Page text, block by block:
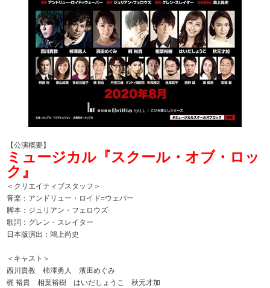
【公演概要】
ミュージカル『スクール・オブ・ロッ
ク』
＜クリエイティブスタッフ＞
音楽：アンドリュー・ロイド=ウェバー
脚本：ジュリアン・フェロウズ
歌詞：グレン・スレイター
日本版演出：鴻上尚史
＜キャスト＞
西川貴教 柿澤勇人 濱田めぐみ
梶 裕貴 相葉裕樹 はいだしょうこ 秋元才加